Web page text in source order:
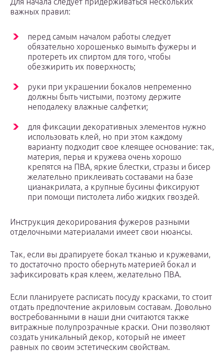
важных правил:
перед самым началом работы следует
обязательно хорошенько вымыть фужеры и
протереть их спиртом для того, чтобы
обезжирить их поверхность;
руки при украшении бокалов непременно
должны быть чистыми, поэтому держите
неподалеку влажные салфетки;
для фиксации декоративных элементов нужно
использовать клей, но при этом каждому
варианту подходит свое клеящее основание: так,
материя, перья и кружева очень хорошо
крепятся на ПВА, яркие блестки, стразы и бисер
желательно приклеивать составами на базе
цианакрилата, а крупные бусины фиксируют
при помощи пистолета либо жидких гвоздей.
Инструкция декорирования фужеров разными
отделочными материалами имеет свои нюансы.
Так, если вы драпируете бокал тканью и кружевами,
то достаточно просто обернуть материей бокал и
зафиксировать края клеем, желательно ПВА.
Если планируете расписать посуду красками, то стоит
отдать предпочтение акриловым составам. Довольно
востребованными в наши дни считаются также
витражные полупрозрачные краски. Они позволяют
создать уникальный декор, который не имеет
равных по своим эстетическим свойствам.